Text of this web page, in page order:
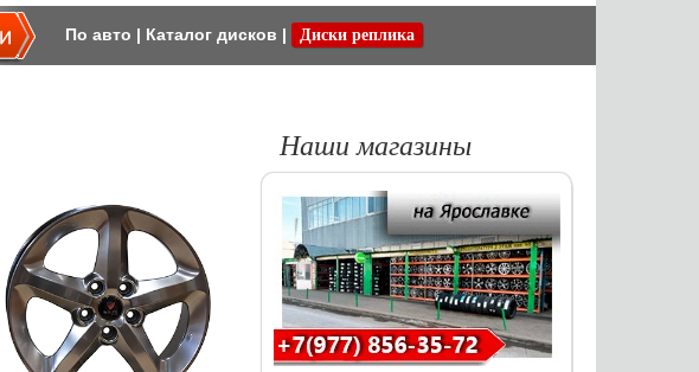
По авто | Каталог дисков | Диски реплика
Наши магазины